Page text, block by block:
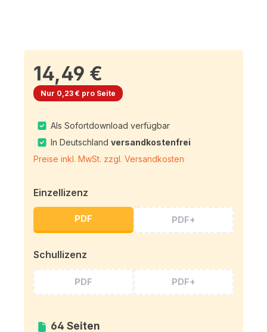
14,49 €
Nur 0,23 € pro Seite
Als Sofortdownload verfügbar
In Deutschlandversandkostenfrei
Preise inkl. MwSt. zzgl. Versandkosten
Einzellizenz
PDF PDF+
Schullizenz
PDF PDF+
64 Seiten